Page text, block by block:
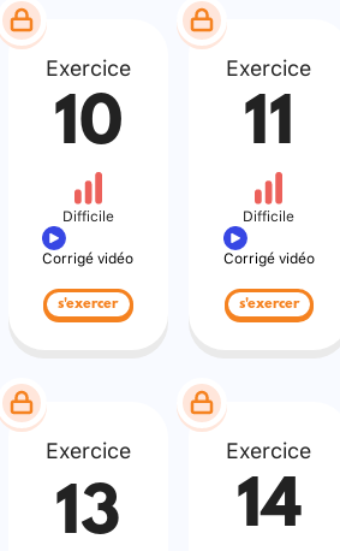
Exercice
10
Difficile
Corrigé vidéo
s'exercer
Exercice
11
Difficile
Corrigé vidéo
s'exercer
Exercice
13
Exercice
14